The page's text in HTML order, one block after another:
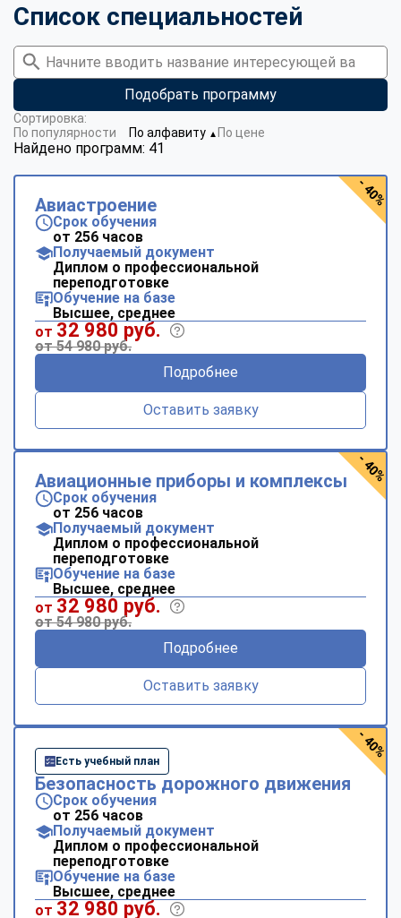
Список специальностей
Подобрать программу
Найдено программ: 41
Сортировка:
По популярности
По алфавиту ▼ По цене
Авиастроение
Срок обучения
от 256 часов
Получаемый документ
Диплом о профессиональной
переподготовке
Обучение на базе
Высшее, среднее
от 32 980 руб.
от 54 980 руб.
Подробнее
Оставить заявку
- 40%
Авиационные приборы и комплексы
Срок обучения
от 256 часов
Получаемый документ
Диплом о профессиональной
переподготовке
Обучение на базе
Высшее, среднее
от 32 980 руб.
от 54 980 руб.
Подробнее
Оставить заявку
- 40%
Есть учебный план
Безопасность дорожного движения
Срок обучения
от 256 часов
Получаемый документ
Диплом о профессиональной
переподготовке
Обучение на базе
Высшее, среднее
от 32 980 руб.
- 40%